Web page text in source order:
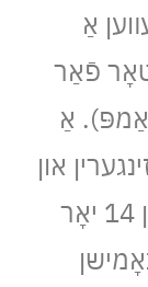
אַ
פֿאַר
אַ
און
אַקטריסע, יהודית זינגט שױן 14 יאָר